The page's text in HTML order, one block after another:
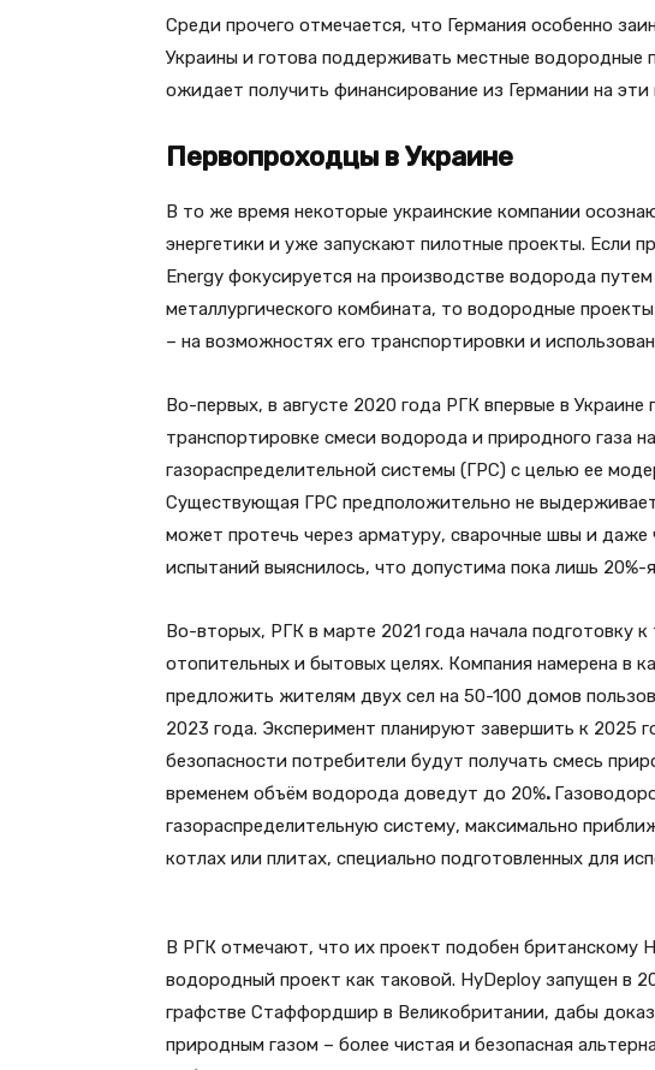
Среди прочего отмечается, что Германия особенно
Украины и готова поддерживать местные водородные
ожидает получить финансирование из Германии на
Первопроходцы в Украине
В то же время некоторые украинские компании
энергетики и уже запускают пилотные проекты. Если
Energy фокусируется на производстве водорода
металлургического комбината, то водородные
– на возможностях его транспортировки и
Во-первых, в августе 2020 года РГК впервые в Украине
транспортировке смеси водорода и природного газа
газораспределительной системы (ГРС) с целью ее
Существующая ГРС предположительно не
может протечь через арматуру, сварочные швы и даже
испытаний выяснилось, что допустима пока лишь 20%-
Во-вторых, РГК в марте 2021 года начала подготовку
отопительных и бытовых целях. Компания намерена в
предложить жителям двух сел на 50-100 домов
2023 года. Эксперимент планируют завершить к 2025
безопасности потребители будут получать смесь
временем объём водорода доведут до 20%.
газораспределительную систему, максимально
котлах или плитах, специально подготовленных для
В РГК отмечают, что их проект подобен британскому
водородный проект как таковой. HyDeploy запущен в
графстве Стаффордшир в Великобритании, дабы
природным газом – более чистая и безопасная